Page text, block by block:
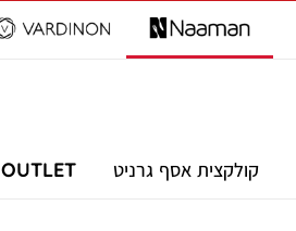
קולקצית אסף גרניט OUTLET